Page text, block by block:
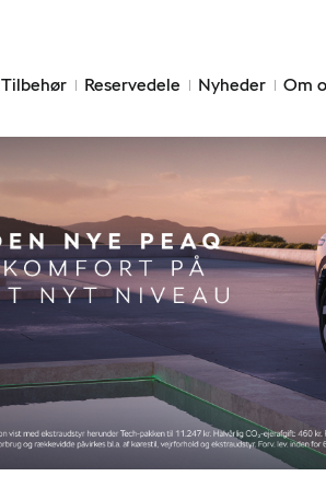
Tilbehør Reservedele Nyheder Om